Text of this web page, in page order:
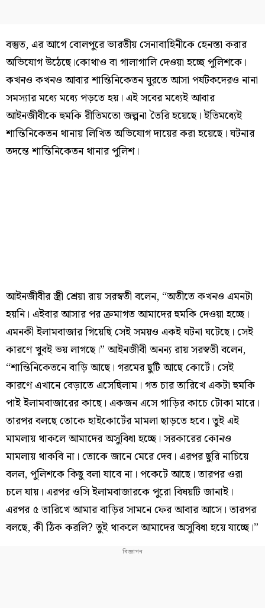
বস্তুত, এর আগে বোলপুরে ভারতীয় সেনাবাহিনীকে হেনস্তা করার
অভিযোগ উঠেছে।কোথাও বা গালাগালি দেওয়া হচ্ছে পুলিশকে।
কখনও কখনও আবার শান্তিনিকেতন ঘুরতে আসা পর্যটকদেরও নানা
সমস্যার মধ্যে মধ্যে পড়তে হয়। এই সবের মধ্যেই আবার
আইনজীবীকে হুমকি রীতিমতো জল্পনা তৈরি হয়েছে। ইতিমধ্যেই
শান্তিনিকেতন থানায় লিখিত অভিযোগ দায়ের করা হয়েছে। ঘটনার
তদন্তে শান্তিনিকেতন থানার পুলিশ।
আইনজীবীর স্ত্রী শ্রেয়া রায় সরস্বতী বলেন, “অতীতে কখনও এমনটা
হয়নি। এইবার আসার পর ক্রমাগত আমাদের হুমকি দেওয়া হচ্ছে।
এমনকী ইলামবাজার গিয়েছি সেই সময়ও একই ঘটনা ঘটেছে। সেই
কারণে খুবই ভয় লাগছে।” আইনজীবী অনন্য রায় সরস্বতী বলেন,
“শান্তিনিকেতনে বাড়ি আছে। গরমের ছুটি আছে কোর্টে। সেই
কারণে এখানে বেড়াতে এসেছিলাম। গত চার তারিখে একটা হুমকি
পাই ইলামবাজারের কাছে। একজন এসে গাড়ির কাচে টোকা মারে।
তারপর বলছে তোকে হাইকোর্টের মামলা ছাড়তে হবে। তুই এই
মামলায় থাকলে আমাদের অসুবিধা হচ্ছে। সরকারের কোনও
মামলায় থাকবি না। তোকে জানে মেরে দেব। এরপর ছুরি নাচিয়ে
বলল, পুলিশকে কিছু বলা যাবে না। পকেটে আছে। তারপর ওরা
চলে যায়। এরপর ওসি ইলামবাজারকে পুরো বিষয়টি জানাই।
এরপর ৫ তারিখে আমার বাড়ির সামনে ফের আবার আসে। তারপর
বলছে, কী ঠিক করলি? তুই থাকলে আমাদের অসুবিধা হয়ে যাচ্ছে।”